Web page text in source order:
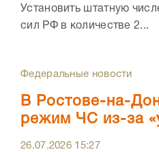
Установить штатную
сил РФ в количестве 2...
Федеральные новости
В Ростове-на-
режим ЧС из-за
26.07.2026 15:27